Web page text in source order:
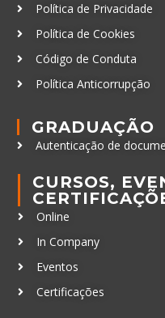
Política de Privacidade
Política de Cookies
Código de Conduta
Política Anticorrupção
GRADUAÇÃO
Autenticação de
CURSOS,
Online
In Company
Eventos
Certificações